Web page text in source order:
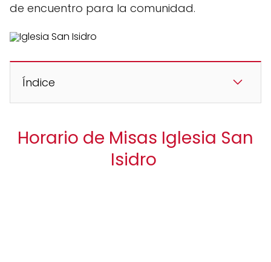
de encuentro para la comunidad.
Índice
Horario de Misas Iglesia San
Isidro